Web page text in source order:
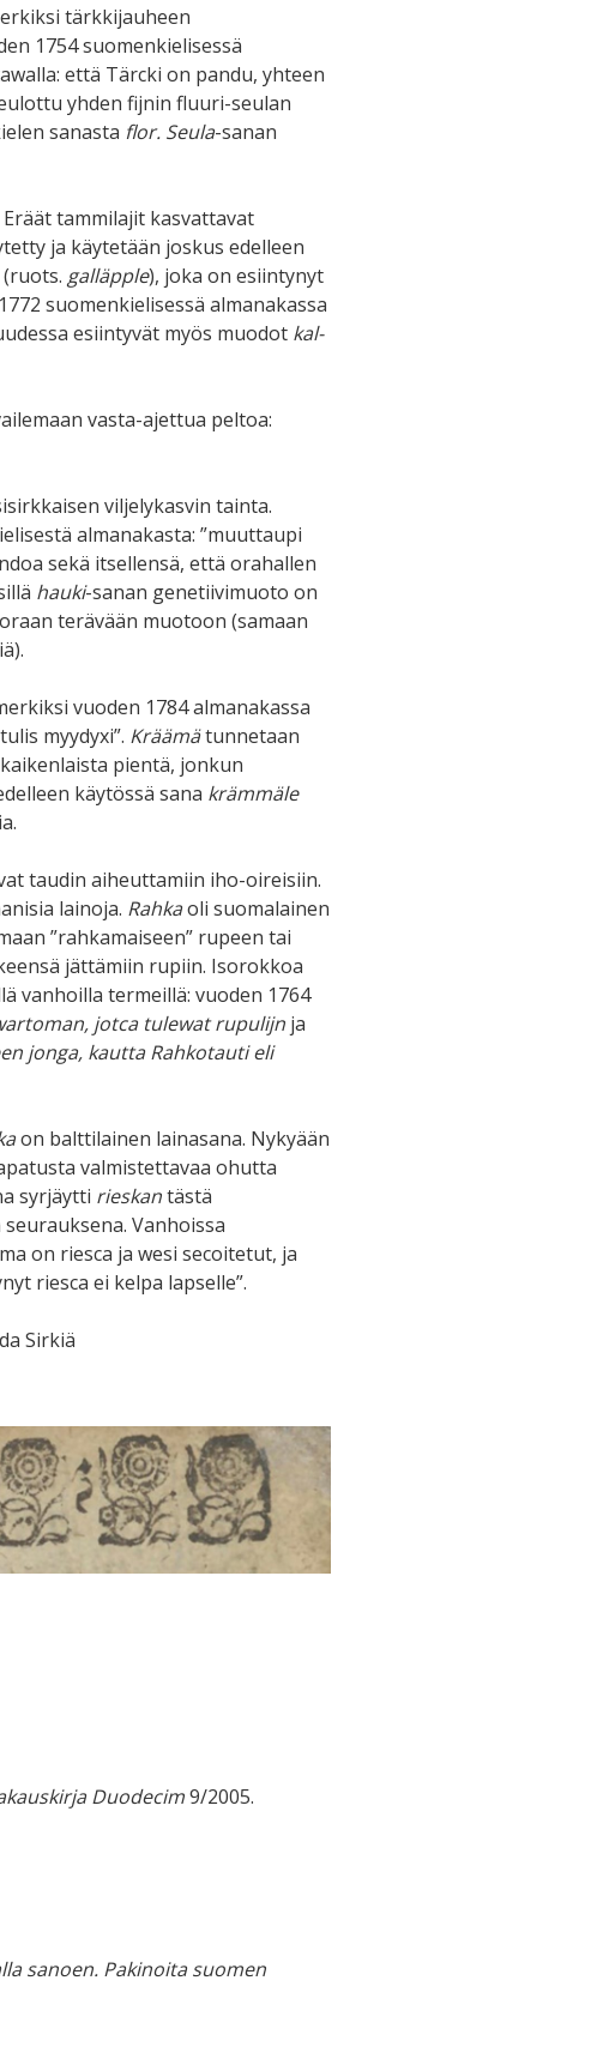
tärkkijauheen
1754 suomenkielisessä
että Tärcki on pandu, yhteen
yhden fijnin fluuri-seulan
sanasta flor. Seula-sanan
tammilajit kasvattavat
ja käytetään joskus edelleen
galläpple), joka on esiintynyt
suomenkielisessä almanakassa
esiintyvät myös muodot kal-
vasta-ajettua peltoa:
viljelykasvin tainta.
almanakasta: ”muuttaupi
sekä itsellensä, että orahallen
hauki-sanan genetiivimuoto on
terävään muotoon (samaan
vuoden 1784 almanakassa
myydyxi”. Kräämätunnetaan
pientä, jonkun
käytössä sana krämmäle
taudin aiheuttamiin iho-oireisiin.
lainoja. Rahkaoli suomalainen
”rahkamaiseen” rupeen tai
jättämiin rupiin. Isorokkoa
vanhoilla termeillä: vuoden 1764
jotca tulewat rupulijnja
jonga, kautta Rahkotauti eli
on balttilainen lainasana. Nykyään
valmistettavaa ohutta
syrjäytti rieskantästä
Vanhoissa
on riesca ja wesi secoitetut, ja
riesca ei kelpa lapselle”.
Sirkiä
Duodecim9/2005.
sanoen. Pakinoita suomen